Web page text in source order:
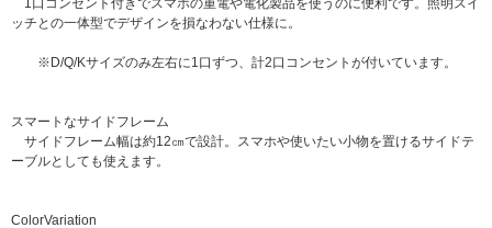
ッチとの一体型でデザインを損なわない仕様に。
※D/Q/Kサイズのみ左右に1口ずつ、計2口コンセントが付いています。
スマートなサイドフレーム
サイドフレーム幅は約12㎝で設計。スマホや使いたい小物を置けるサイドテ
ーブルとしても使えます。
ColorVariation